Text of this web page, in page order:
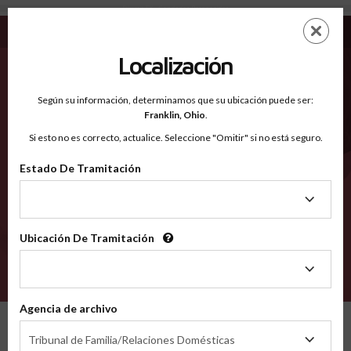
Dimmit TX - Condados Reconocidos
EN
Condados Reconocidos
2600
Localización
Según su información, determinamos que su ubicación puede ser:
Franklin, Ohio.
Si esto no es correcto, actualice. Seleccione "Omitir" si no está seguro.
Estado De Tramitación
Tramitación
Ubicación De Tramitación
Tramitación
Agencia de archivo
Tribunal de Familia/Relaciones Domésticas
de